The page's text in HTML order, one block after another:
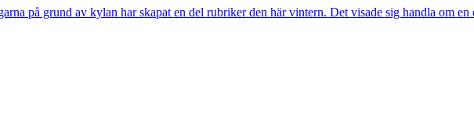
på grund av kylan har skapat en del rubriker den här vintern. Det visade sig handla om